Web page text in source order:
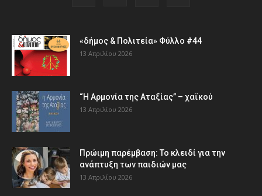
«δήμος & Πολιτεία» Φύλλο #44
13 Απριλίου 2026
“Η Αρμονία της Αταξίας” – χαϊκού
13 Απριλίου 2026
Πρώιμη παρέμβαση: Το κλειδί για την
ανάπτυξη των παιδιών µας
13 Απριλίου 2026